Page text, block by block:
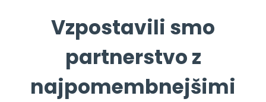
Vzpostavili smo
partnerstvo z
najpomembnejšimi